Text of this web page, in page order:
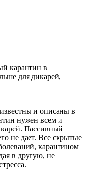
карантин в
для дикарей,
и описаны в
нужен всем и
Пассивный
не дает. Все скрытые
карантином
в другую, не